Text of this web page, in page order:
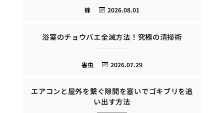
2026.08.01
蜂
浴室のチョウバエ全滅方法！究極の清掃術
2026.07.29
害虫
エアコンと屋外を繋ぐ隙間を塞いでゴキブリを追
い出す方法